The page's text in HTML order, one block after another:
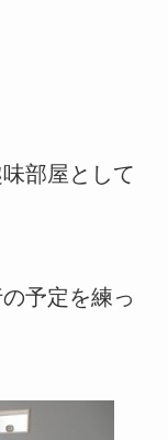
部屋として
予定を練っ